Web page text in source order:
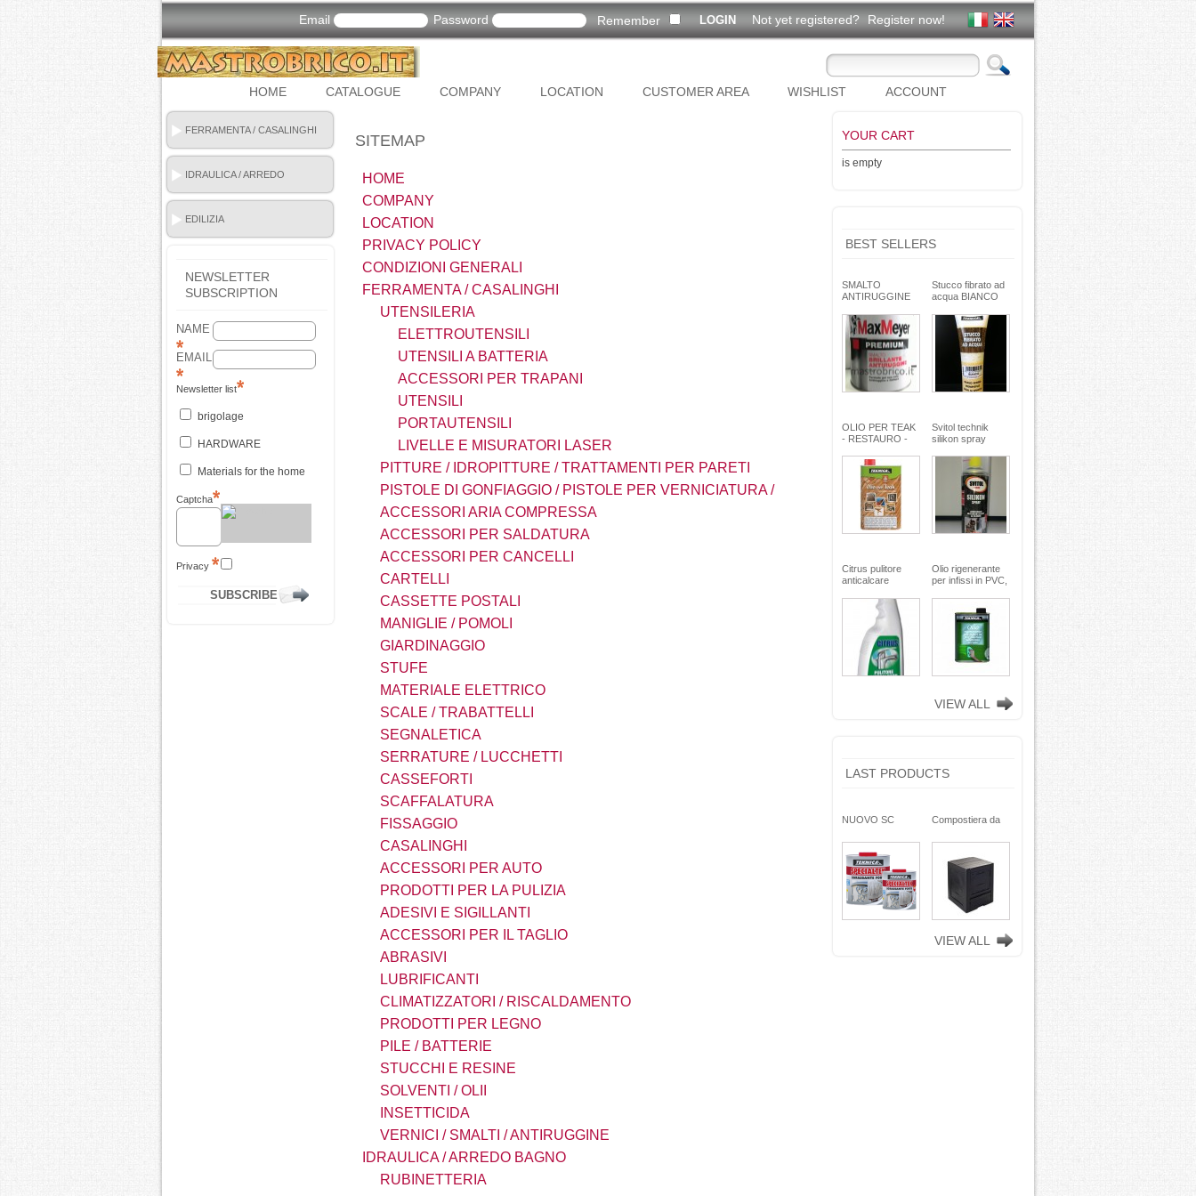
Email Password Remember Not yet registered? Register now!
HOME CATALOGUE COMPANY LOCATION CUSTOMER AREA WISHLIST ACCOUNT
FERRAMENTA / CASALINGHI
IDRAULICA / ARREDO
BAGNO
EDILIZIA
NEWSLETTER
SUBSCRIPTION
NAME
EMAIL
Newsletter list
brigolage
HARDWARE
Materials for the home
Captcha
Privacy
SITEMAP
HOME
COMPANY
LOCATION
PRIVACY POLICY
CONDIZIONI GENERALI
FERRAMENTA / CASALINGHI
UTENSILERIA
ELETTROUTENSILI
UTENSILI A BATTERIA
ACCESSORI PER TRAPANI
UTENSILI
PORTAUTENSILI
LIVELLE E MISURATORI LASER
PITTURE / IDROPITTURE / TRATTAMENTI PER PARETI
PISTOLE DI GONFIAGGIO / PISTOLE PER VERNICIATURA /
ACCESSORI ARIA COMPRESSA
ACCESSORI PER SALDATURA
ACCESSORI PER CANCELLI
CARTELLI
CASSETTE POSTALI
MANIGLIE / POMOLI
GIARDINAGGIO
STUFE
MATERIALE ELETTRICO
SCALE / TRABATTELLI
SEGNALETICA
SERRATURE / LUCCHETTI
CASSEFORTI
SCAFFALATURA
FISSAGGIO
CASALINGHI
ACCESSORI PER AUTO
PRODOTTI PER LA PULIZIA
ADESIVI E SIGILLANTI
ACCESSORI PER IL TAGLIO
ABRASIVI
LUBRIFICANTI
CLIMATIZZATORI / RISCALDAMENTO
PRODOTTI PER LEGNO
PILE / BATTERIE
STUCCHI E RESINE
SOLVENTI / OLII
INSETTICIDA
VERNICI / SMALTI / ANTIRUGGINE
IDRAULICA / ARREDO BAGNO
RUBINETTERIA
YOUR CART
is empty
BEST SELLERS
SMALTO
ANTIRUGGINE
gel - non cola -
Max Meyer
Stucco fibrato ad
acqua BIANCO
riempitivo non si
spacca -
TEKNICA
OLIO PER TEAK
- RESTAURO -
di oli pregiati -
MaxMeyer -
TEKNICA
Svitol technik
silikon spray
Citrus pulitore
anticalcare
con nebulizzatore
- faren industrie
chimiche spa
Olio rigenerante
per infissi in PVC,
TEKNICA -
TEKNICA
VIEW ALL
LAST PRODUCTS
Compostiera da
plastica riciclata
(polipropilene)
260 Lt. nero
TOOMAX
NUOVO SC
sverniciatore
pini (COPY) -
TEKNICA
Compostiera da
plastica riciclata
VIEW ALL